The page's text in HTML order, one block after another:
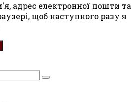
адрес електронної пошти та
щоб наступного разу я